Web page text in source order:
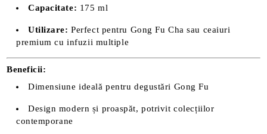
Capacitate: 175 ml
Utilizare: Perfect pentru Gong Fu Cha sau ceaiuri
premium cu infuzii multiple
Beneficii:
Dimensiune ideală pentru degustări Gong Fu
Design modern și proaspăt, potrivit colecțiilor
contemporane